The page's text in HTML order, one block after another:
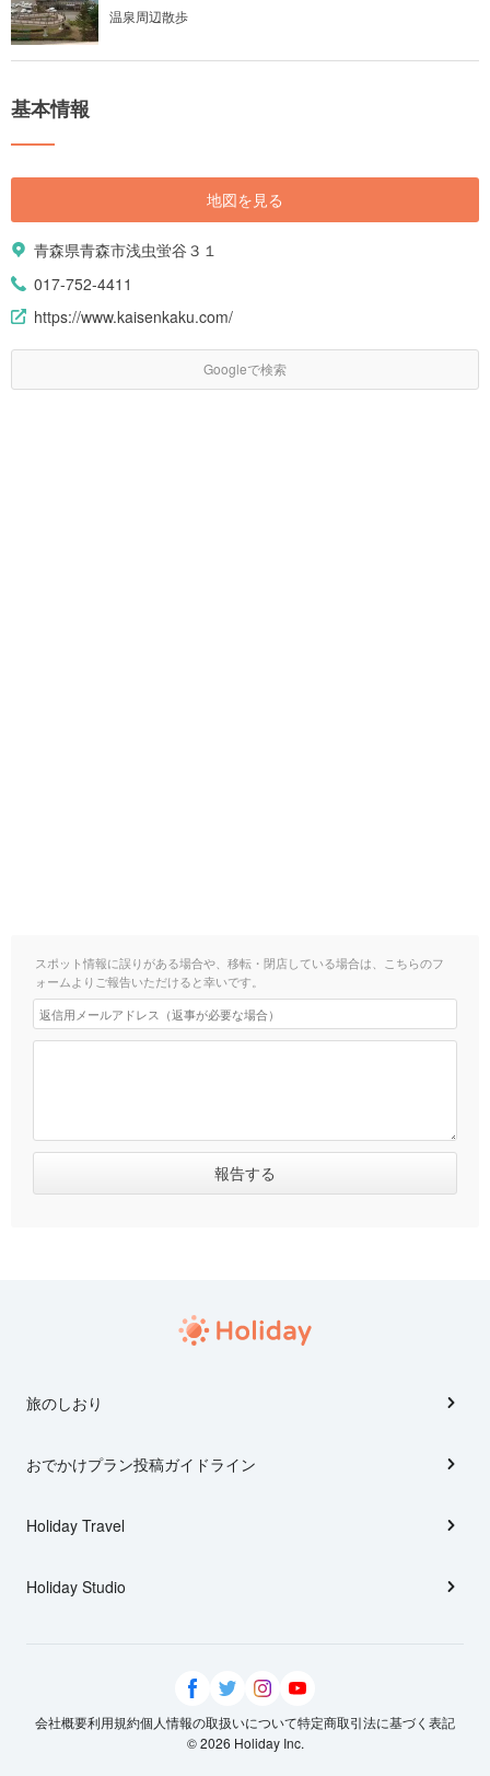
温泉周辺散歩
基本情報
地図を見る
青森県青森市浅虫蛍谷３１
017-752-4411
https://www.kaisenkaku.com/
Googleで検索
スポット情報に誤りがある場合や、移転・閉店している場合は、こちらのフ
ォームよりご報告いただけると幸いです。
旅のしおり
おでかけプラン投稿ガイドライン
Holiday Travel
Holiday Studio
会社概要利用規約個人情報の取扱いについて特定商取引法に基づく表記
© 2026 Holiday Inc.